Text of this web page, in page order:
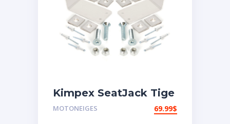
Kimpex SeatJack Tige
d’ancrage
MOTONEIGES 69.99$